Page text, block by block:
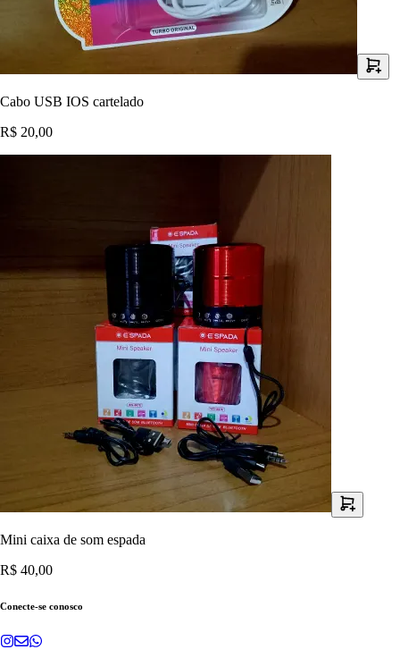
Cabo USB IOS cartelado
R$ 20,00
Mini caixa de som espada
R$ 40,00
Conecte-se conosco